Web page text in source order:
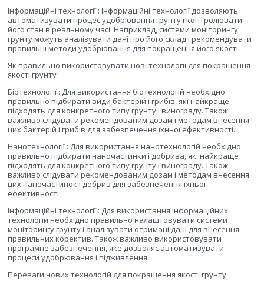
Інформаційні технології : Інформаційні технології дозволяють
автоматизувати процес удобрювання грунту і контролювати
його стан в реальному часі. Наприклад, системи моніторингу
грунту можуть аналізувати дані про його склад і рекомендувати
правильні методи удобрювання для покращення його якості.
Як правильно використовувати нові технології для покращення
якості грунту
Біотехнології : Для використання біотехнологій необхідно
правильно підбирати види бактерій і грибів, які найкраще
підходять для конкретного типу грунту і винограду. Також
важливо слідувати рекомендованим дозам і методам внесення
цих бактерій і грибів для забезпечення їхньої ефективності.
Нанотехнології : Для використання нанотехнологій необхідно
правильно підбирати наночастинки і добрива, які найкраще
підходять для конкретного типу грунту і винограду. Також
важливо слідувати рекомендованим дозам і методам внесення
цих наночастинок і добрив для забезпечення їхньої
ефективності.
Інформаційні технології : Для використання інформаційних
технологій необхідно правильно налаштовувати системи
моніторингу грунту і аналізувати отримані дані для внесення
правильних коректив. Також важливо використовувати
програмне забезпечення, яке дозволяє автоматизувати
процеси удобрювання і підживлення.
Переваги нових технологій для покращення якості грунту